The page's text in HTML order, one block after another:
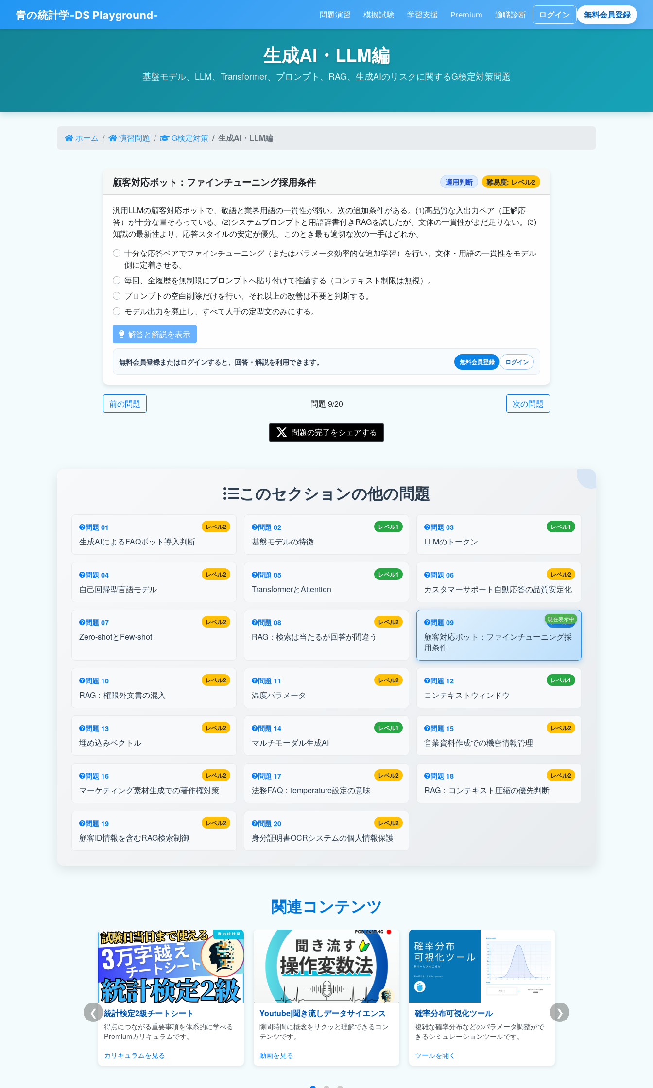
青の統計学-DS Playground- 問題演習 模擬試験 学習支援 Premium 適職診断 ログイン 無料会員登録
生成AI・LLM編
基盤モデル、LLM、Transformer、プロンプト、RAG、生成AIのリスクに関するG検定対策問題
ホーム 演習問題 G検定対策 生成AI・LLM編
顧客対応ボット：ファインチューニング採用条件 適用判断 難易度: レベル2
汎用LLMの顧客対応ボットで、敬語と業界用語の一貫性が弱い。次の追加条件がある。(1)高品質な入出力ペア（正解応
答）が十分な量そろっている。(2)システムプロンプトと用語辞書付きRAGを試したが、文体の一貫性がまだ足りない。(3)
知識の最新性より、応答スタイルの安定が優先。このとき最も適切な次の一手はどれか。
十分な応答ペアでファインチューニング（またはパラメータ効率的な追加学習）を行い、文体・用語の一貫性をモデル
側に定着させる。
毎回、全履歴を無制限にプロンプトへ貼り付けて推論する（コンテキスト制限は無視）。
プロンプトの空白削除だけを行い、それ以上の改善は不要と判断する。
モデル出力を廃止し、すべて人手の定型文のみにする。
解答と解説を表示
無料会員登録またはログインすると、回答・解説を利用できます。 無料会員登録 ログイン
前の問題 問題 9/20 次の問題
問題の完了をシェアする
このセクションの他の問題
レベル2
問題 01
生成AIによるFAQボット導入判断
レベル1
問題 02
基盤モデルの特徴
レベル1
問題 03
LLMのトークン
レベル2
問題 04
自己回帰型言語モデル
レベル1
問題 05
TransformerとAttention
レベル2
問題 06
カスタマーサポート自動応答の品質安定化
レベル2
問題 07
Zero-shotとFew-shot
レベル2
問題 08
RAG：検索は当たるが回答が間違う
レベル2
問題 09
顧客対応ボット：ファインチューニング採
用条件
現在表示中
レベル2
問題 10
RAG：権限外文書の混入
レベル2
問題 11
温度パラメータ
レベル1
問題 12
コンテキストウィンドウ
レベル2
問題 13
埋め込みベクトル
レベル1
問題 14
マルチモーダル生成AI
レベル2
問題 15
営業資料作成での機密情報管理
レベル2
問題 16
マーケティング素材生成での著作権対策
レベル2
問題 17
法務FAQ：temperature設定の意味
レベル2
問題 18
RAG：コンテキスト圧縮の優先判断
レベル2
問題 19
顧客ID情報を含むRAG検索制御
レベル2
問題 20
身分証明書OCRシステムの個人情報保護
関連コンテンツ
❮ ❯
統計検定2級チートシート
得点につながる重要事項を体系的に学べる
Premiumカリキュラムです。
カリキュラムを見る
Youtube|聞き流しデータサイエンス
隙間時間に概念をサクッと理解できるコン
テンツです。
動画を見る
確率分布可視化ツール
複雑な確率分布などのパラメータ調整がで
きるシミュレーションツールです。
ツールを開く